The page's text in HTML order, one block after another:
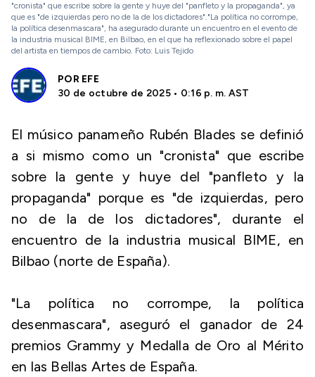
"cronista" que escribe sobre la gente y huye del "panfleto y la propaganda", ya
que es "de izquierdas pero no de la de los dictadores"."La política no corrompe,
la política desenmascara", ha asegurado durante un encuentro en el evento de
la industria musical BIME, en Bilbao, en el que ha reflexionado sobre el papel
del artista en tiempos de cambio. Foto: Luis Tejido
POR EFE
30 de octubre de 2025 • 0:16 p. m. AST
El músico panameño Rubén Blades se definió
a si mismo como un "cronista" que escribe
sobre la gente y huye del "panfleto y la
propaganda" porque es "de izquierdas, pero
no de la de los dictadores", durante el
encuentro de la industria musical BIME, en
Bilbao (norte de España).
"La política no corrompe, la política
desenmascara", aseguró el ganador de 24
premios Grammy y Medalla de Oro al Mérito
en las Bellas Artes de España.